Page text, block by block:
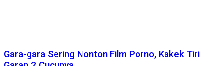
Gara-gara Sering Nonton Film Porno, Kakek Tiri